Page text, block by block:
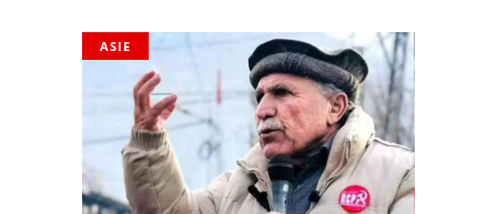
ASIE